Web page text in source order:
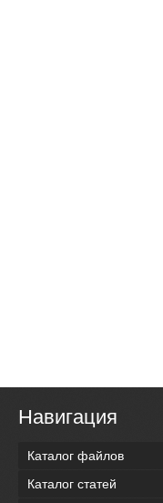
Навигация
Каталог файлов
Каталог статей